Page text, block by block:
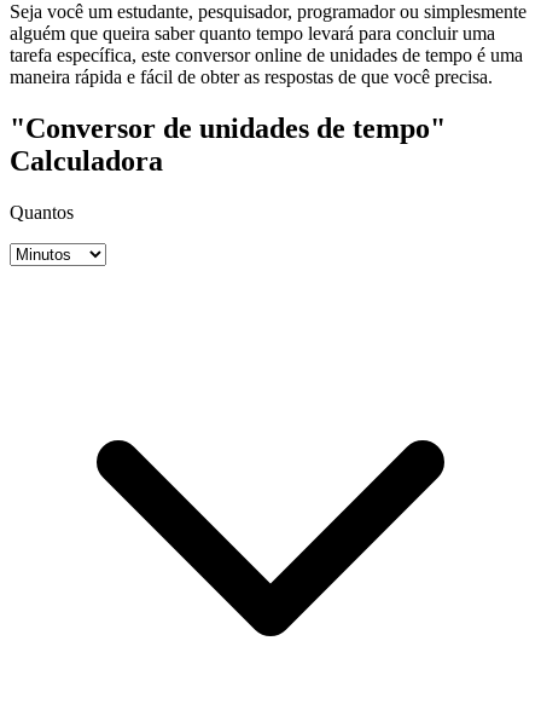
Seja você um estudante, pesquisador, programador ou simplesmente
alguém que queira saber quanto tempo levará para concluir uma
tarefa específica, este conversor online de unidades de tempo é uma
maneira rápida e fácil de obter as respostas de que você precisa.
"Conversor de unidades de tempo"
Calculadora
Quantos